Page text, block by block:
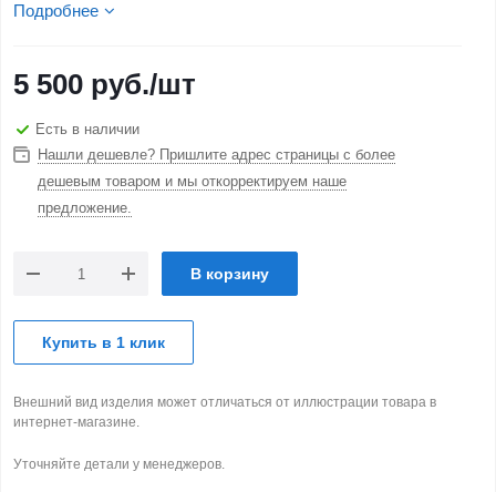
Подробнее
5 500 руб./шт
Есть в наличии
Нашли дешевле? Пришлите адрес страницы с более
дешевым товаром и мы откорректируем наше
предложение.
В корзину
Купить в 1 клик
Внешний вид изделия может отличаться от иллюстрации товара в
интернет-магазине.
Уточняйте детали у менеджеров.